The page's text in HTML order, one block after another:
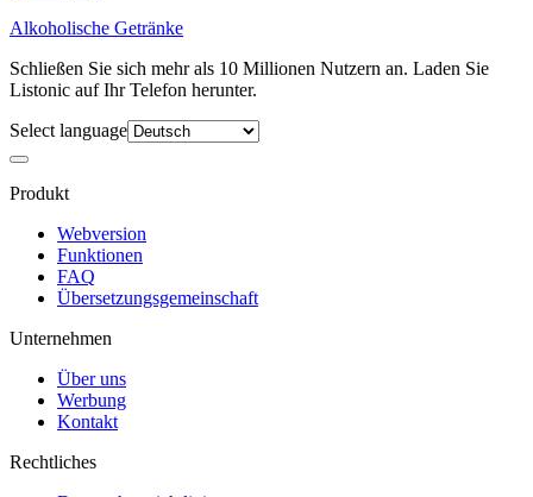
Alkoholische Getränke
Schließen Sie sich mehr als 10 Millionen Nutzern an. Laden Sie
Listonic auf Ihr Telefon herunter.
Select language
Produkt
Webversion
Funktionen
FAQ
Übersetzungsgemeinschaft
Unternehmen
Über uns
Werbung
Kontakt
Rechtliches